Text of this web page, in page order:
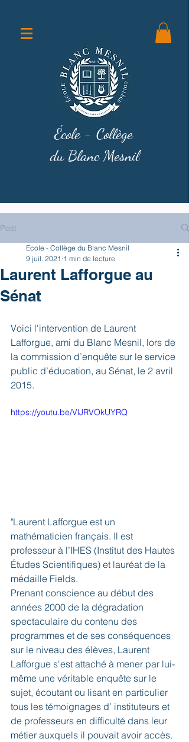
École - Collège
du Blanc Mesnil
Post
Laurent Lafforgue au
Sénat
Ecole - Collège du Blanc Mesnil
9 juil. 2021 1 min de lecture
Voici l'intervention de Laurent
Lafforgue, ami du Blanc Mesnil, lors de
la commission d’enquête sur le service
public d’éducation, au Sénat, le 2 avril
2015.
https://youtu.be/VlJRVOkUYRQ
"Laurent Lafforgue est un
mathématicien français. Il est
professeur à l’IHES (Institut des Hautes
Études Scientifiques) et lauréat de la
médaille Fields.
Prenant conscience au début des
années 2000 de la dégradation
spectaculaire du contenu des
programmes et de ses conséquences
sur le niveau des élèves, Laurent
Lafforgue s'est attaché à mener par lui-
même une véritable enquête sur le
sujet, écoutant ou lisant en particulier
tous les témoignages d’ instituteurs et
de professeurs en difficulté dans leur
métier auxquels il pouvait avoir accès.